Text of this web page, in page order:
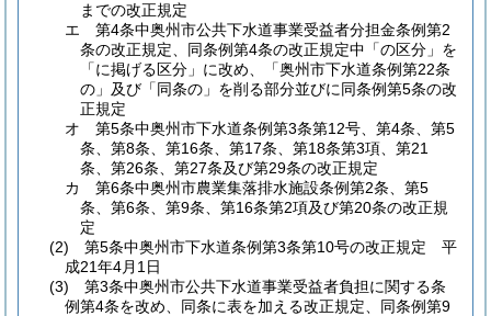
までの改正規定
エ
第4条中奥州市公共下水道事業受益者分担金条例第2
条の改正規定、同条例第4条の改正規定中「の区分」を
「に掲げる区分」に改め、「奥州市下水道条例第22条
の」及び「同条の」を削る部分並びに同条例第5条の改
正規定
オ
第5条中奥州市下水道条例第3条第12号、第4条、第5
条、第8条、第16条、第17条、第18条第3項、第21
条、第26条、第27条及び第29条の改正規定
カ
第6条中奥州市農業集落排水施設条例第2条、第5
条、第6条、第9条、第16条第2項及び第20条の改正規
定
(2)
第5条中奥州市下水道条例第3条第10号の改正規定 平
成21年4月1日
(3)
第3条中奥州市公共下水道事業受益者負担に関する条
例第4条を改め、同条に表を加える改正規定、同条例第9